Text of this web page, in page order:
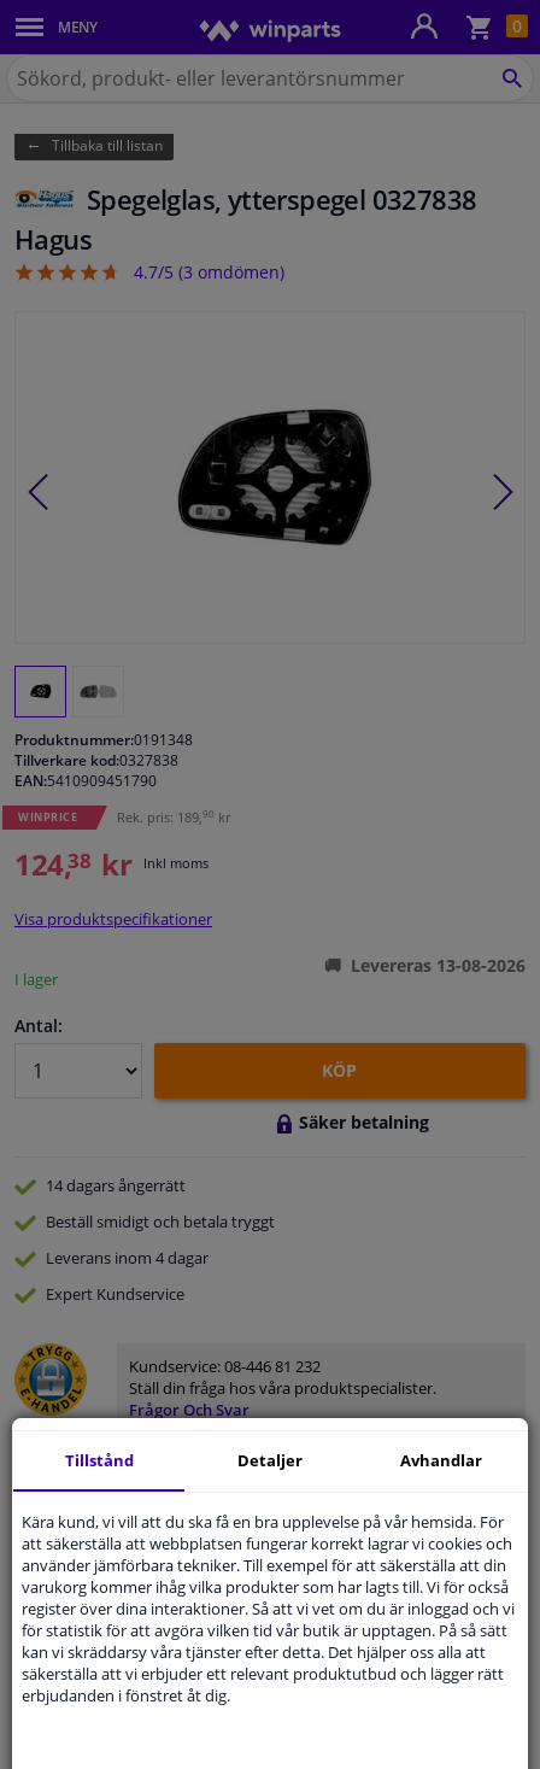
0
MENY
Karosseri
Belysning
Bromssystem
Avgassystem
Chassidelar
Filter & Vätskor
Bagage & Transport
Bilvård & Tillbehör
Verkstad & Verktyg
Sensorer & Elsystem
på
Tillbaka till listan
Spegelglas, ytterspegel 0327838
Hagus
4.67
4.7/5 (3 omdömen)
Produktnummer:0191348
Tillverkare kod:0327838
EAN:5410909451790
WINPRICE Rek. pris: 189, 90 kr
124,38 kr Inkl moms
Visa produktspecifikationer
I lager
Levereras 13-08-2026
Antal:
KÖP
Säker betalning
14 dagarsångerrätt
Beställ smidigt och betala tryggt
Leverans inom 4 dagar
Expert Kundservice
Kundservice:08-446 81 232
Ställ din fråga hos våra produktspecialister.
Frågor Och Svar
Modellmatchande garanti, Hitta rätt bildelar.
Fyll i ditt registreringsnummerellerVälj din bil.
SÖK
Specifikationer
Tillstånd Detaljer Avhandlar
Kära kund, vi vill att du ska få en bra upplevelse på vår hemsida. För
att säkerställa att webbplatsen fungerar korrekt lagrar vi cookies och
använder jämförbara tekniker. Till exempel för att säkerställa att din
varukorg kommer ihåg vilka produkter som har lagts till. Vi för också
register över dina interaktioner. Så att vi vet om du är inloggad och vi
för statistik för att avgöra vilken tid vår butik är upptagen. På så sätt
kan vi skräddarsy våra tjänster efter detta. Det hjälper oss alla att
säkerställa att vi erbjuder ett relevant produktutbud och lägger rätt
erbjudanden i fönstret åt dig.